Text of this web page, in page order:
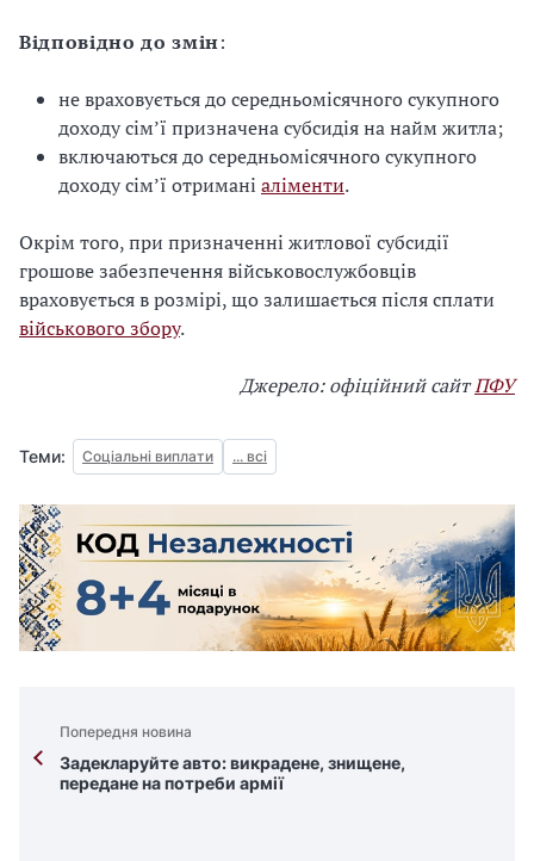
Відповідно до змін:
не враховується до середньомісячного сукупного
доходу сім’ї призначена субсидія на найм житла;
включаються до середньомісячного сукупного
доходу сім’ї отримані аліменти.
Окрім того, при призначенні житлової субсидії
грошове забезпечення військовослужбовців
враховується в розмірі, що залишається після сплати
військового збору.
Джерело: офіційний сайтПФУ
Теми: Соціальні виплати ... всі
Попередня новина
Задекларуйте авто: викрадене, знищене,
передане на потреби армії